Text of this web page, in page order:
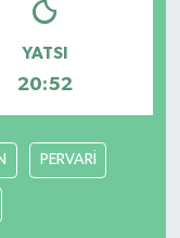
YATSI
20:52
PERVARİ